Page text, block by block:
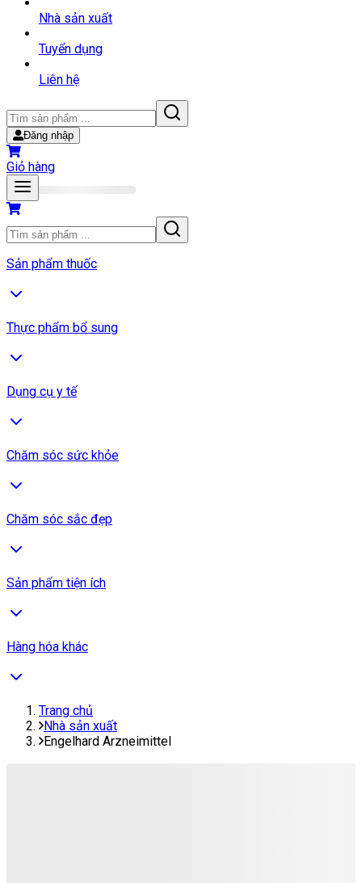
Nhà sản xuất
Tuyển dụng
Liên hệ
Đăng nhập
Giỏ hàng
Sản phẩm thuốc
Thực phẩm bổ sung
Dụng cụ y tế
Chăm sóc sức khỏe
Chăm sóc sắc đẹp
Sản phẩm tiện ích
Hàng hóa khác
Trang chủ
Nhà sản xuất
Engelhard Arzneimittel